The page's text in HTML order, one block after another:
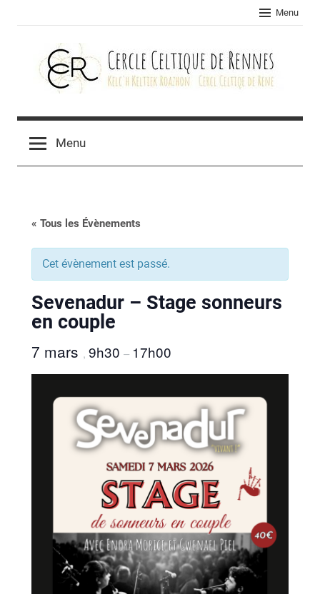
Menu
Cercle
celtique
Rennes
Menu
« Tous les Évènements
Cet évènement est passé.
Sevenadur – Stage sonneurs
en couple
7 mars , 9h30 – 17h00